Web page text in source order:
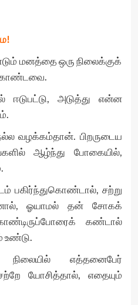
மனத்தை ஒரு நிலைக்குக்
ஈடுபட்டு, அடுத்து என்ன
வழக்கம்தான். பிறருடைய
ஆழ்ந்து போகையில்,
பகிர்ந்துகொண்டால், சற்று
ஓயாமல் தன் சோகக்
கண்டால்
உண்டு.
எத்தனைபேர்
யோசித்தால், எதையும்